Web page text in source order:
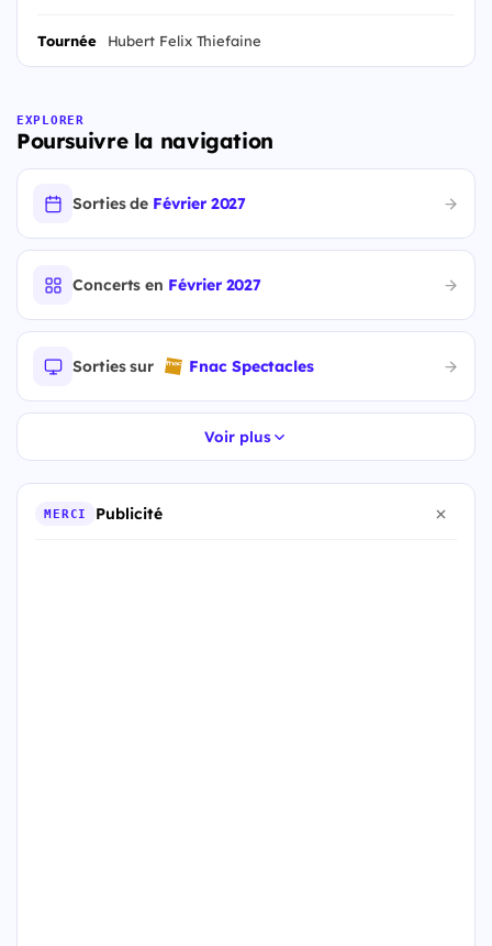
Tournée Hubert Felix Thiefaine
EXPLORER
Poursuivre la navigation
Sorties de Février 2027
Concerts en Février 2027
Sorties sur Fnac Spectacles
Voir plus
MERCI Publicité